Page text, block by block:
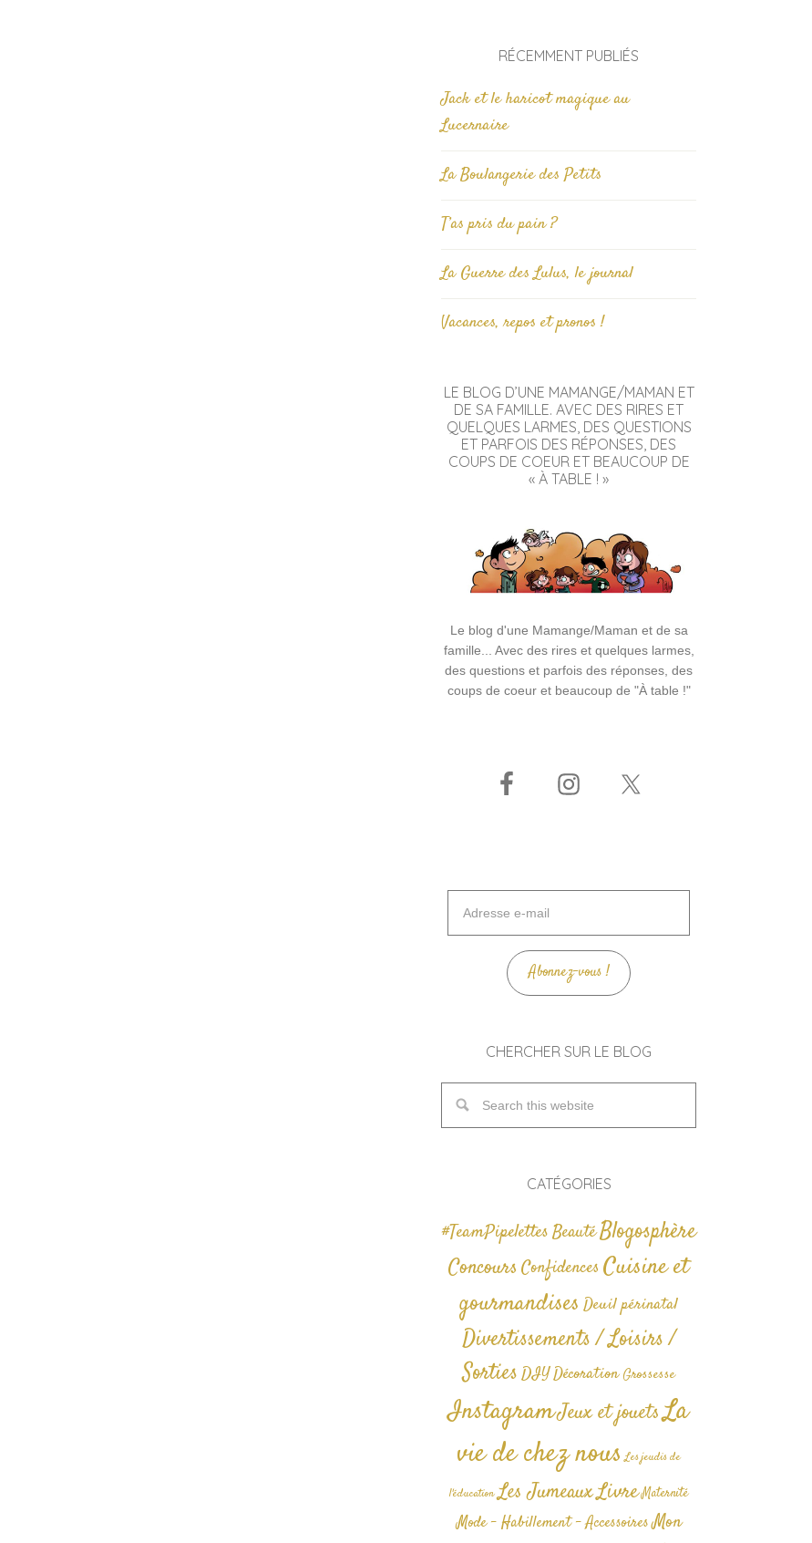
RÉCEMMENT PUBLIÉS
Jack et le haricot magique au
Lucernaire
La Boulangerie des Petits
T’as pris du pain ?
La Guerre des Lulus, le journal
Vacances, repos et pronos !
LE BLOG D’UNE MAMANGE/MAMAN ET
DE SA FAMILLE. AVEC DES RIRES ET
QUELQUES LARMES, DES QUESTIONS
ET PARFOIS DES RÉPONSES, DES
COUPS DE COEUR ET BEAUCOUP DE
« À TABLE ! »
Le blog d'une Mamange/Maman et de sa
famille... Avec des rires et quelques larmes,
des questions et parfois des réponses, des
coups de coeur et beaucoup de "À table !"
mail
Abonnez-vous !
CHERCHER SUR LE BLOG
CATÉGORIES
#TeamPipelettesBeautéBlogosphère
ConcoursConfidences Cuisine et
gourmandises Deuil périnatal
Divertissements / Loisirs /
SortiesDIYDécoration Grossesse
InstagramJeux et jouetsLa
vie de chez nous Les jeudis de
l'éducation Les JumeauxLivre Maternité
Mode - Habillement - AccessoiresMon